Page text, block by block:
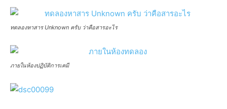
ทดลองหาสาร Unknown ครับ ว่าคือสารอะไร
ภายในห้องปฏิบัติการเคมี